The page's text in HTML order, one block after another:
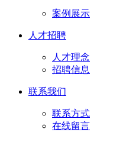
案例展示
人才招聘
人才理念
招聘信息
联系我们
联系方式
在线留言